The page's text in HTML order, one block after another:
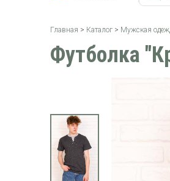
Главная > Каталог > Мужская
Футболка